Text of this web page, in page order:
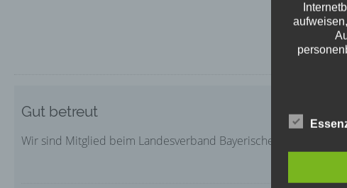
Gut betreut
Wir sind Mitglied beim Landesverband Bayerischer Fahrlehrer e.V.
Die
Kunden